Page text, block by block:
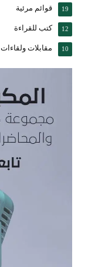
قوائم مرئية 19
كتب للقراءة 12
مقابلات ولقاءات 10